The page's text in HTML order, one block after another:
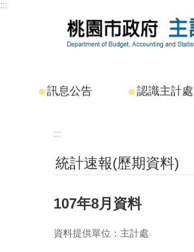
跳到主要內容區塊
:::
訊息公告 認識主計處
:::
統計速報(歷期資料)
107年8月資料
資料提供單位：主計處